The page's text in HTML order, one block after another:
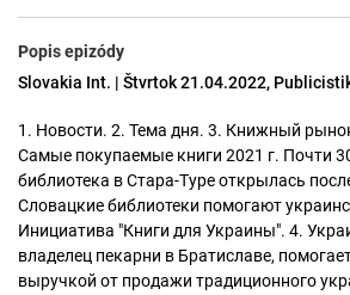
Popis epizódy
Slovakia Int. | Štvrtok 21.04.2022,
1. Новости. 2. Тема дня. 3. Книжный
Самые покупаемые книги 2021 г. Почти
библиотека в Стара-Туре открылась
Словацкие библиотеки помогают
Инициатива "Книги для Украины". 4.
владелец пекарни в Братиславе,
выручкой от продажи традиционного